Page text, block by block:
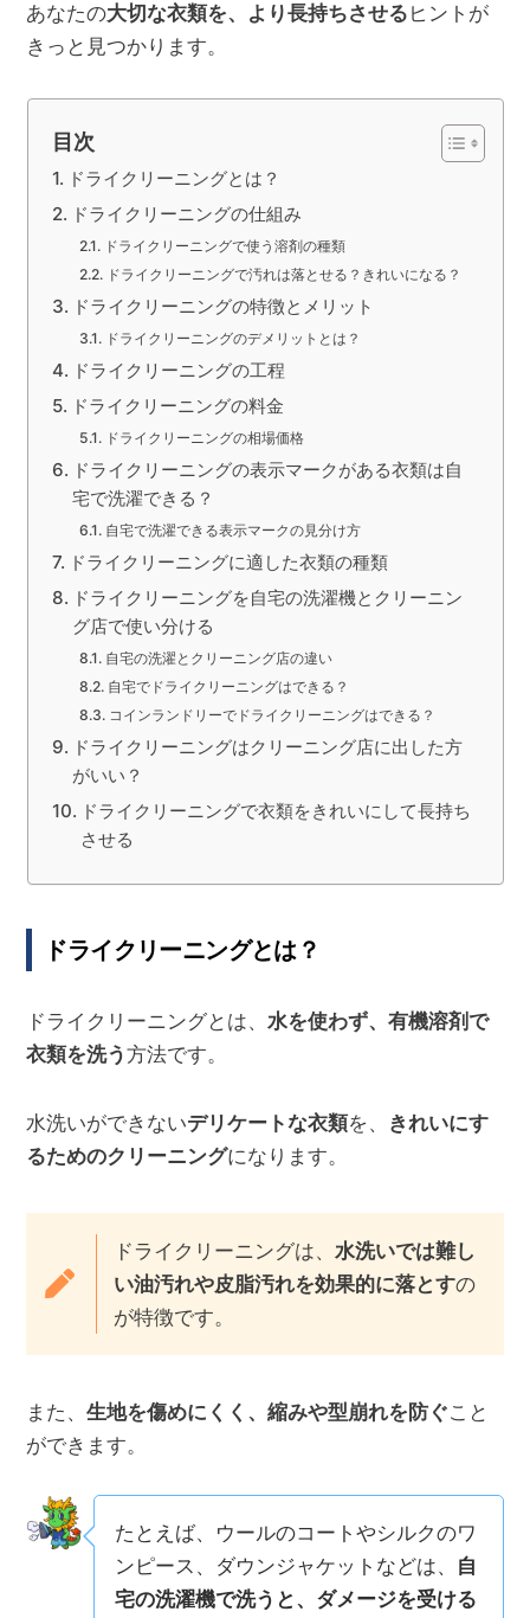
あなたの大切な衣類を、より長持ちさせる ヒントが
きっと見つかります。
目次
ドライクリーニングとは？
ドライクリーニングの仕組み
ドライクリーニングで使う溶剤の種類
ドライクリーニングで汚れは落とせる？きれいになる？
ドライクリーニングの特徴とメリット
ドライクリーニングのデメリットとは？
ドライクリーニングの工程
ドライクリーニングの料金
ドライクリーニングの相場価格
ドライクリーニングの表示マークがある衣類は自
宅で洗濯できる？
自宅で洗濯できる表示マークの見分け方
ドライクリーニングに適した衣類の種類
ドライクリーニングを自宅の洗濯機とクリーニン
グ店で使い分ける
自宅の洗濯とクリーニング店の違い
自宅でドライクリーニングはできる？
コインランドリーでドライクリーニングはできる？
ドライクリーニングはクリーニング店に出した方
がいい？
ドライクリーニングで衣類をきれいにして長持ち
させる
ドライクリーニングとは？
ドライクリーニングとは、 水を使わず、有機溶剤で
衣類を洗う方法です。
水洗いができないデリケートな衣類を、 きれいにす
るためのクリーニングになります。
ドライクリーニングは、 水洗いでは難し
い油汚れや皮脂汚れを効果的に落とすの
が特徴です。
また、生地を傷めにくく、縮みや型崩れを防ぐこと
ができます。
たとえば、ウールのコートやシルクのワ
ンピース、ダウンジャケットなどは、 自
宅の洗濯機で洗うと、ダメージを受ける